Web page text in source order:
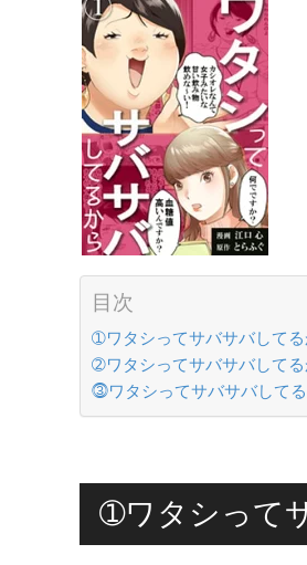
目次
➀ワタシってサバサバして
➁ワタシってサバサバして
⓷ワタシってサバサバして
➀ワタシって